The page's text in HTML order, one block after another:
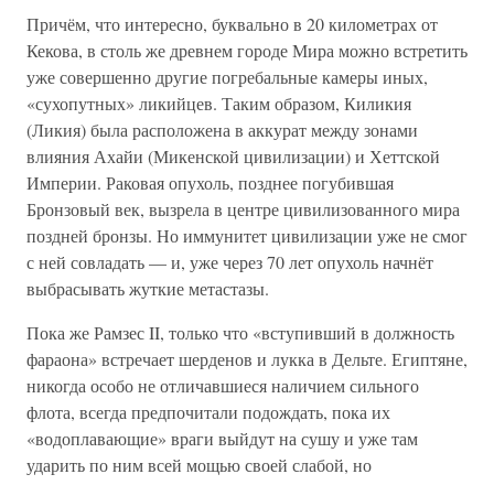
Причём, что интересно, буквально в 20 километрах от
Кекова, в столь же древнем городе Мира можно встретить
уже совершенно другие погребальные камеры иных,
«сухопутных» ликийцев. Таким образом, Киликия
(Ликия) была расположена в аккурат между зонами
влияния Ахайи (Микенской цивилизации) и Хеттской
Империи. Раковая опухоль, позднее погубившая
Бронзовый век, вызрела в центре цивилизованного мира
поздней бронзы. Но иммунитет цивилизации уже не смог
с ней совладать — и, уже через 70 лет опухоль начнёт
выбрасывать жуткие метастазы.
Пока же Рамзес II, только что «вступивший в должность
фараона» встречает шерденов и лукка в Дельте. Египтяне,
никогда особо не отличавшиеся наличием сильного
флота, всегда предпочитали подождать, пока их
«водоплавающие» враги выйдут на сушу и уже там
ударить по ним всей мощью своей слабой, но